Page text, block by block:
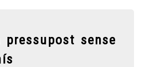
pressupost sense